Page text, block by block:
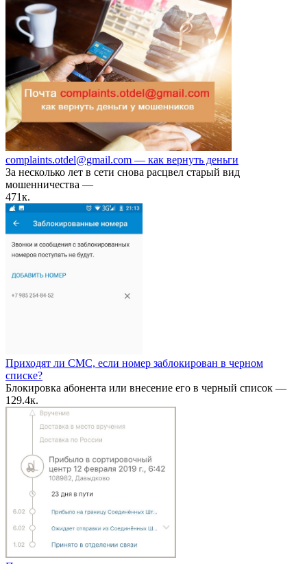
complaints.otdel@gmail.com — как вернуть деньги
За несколько лет в сети снова расцвел старый вид
мошенничества —
471к.
Приходят ли СМС, если номер заблокирован в черном
списке?
Блокировка абонента или внесение его в черный список —
1 29.4к.